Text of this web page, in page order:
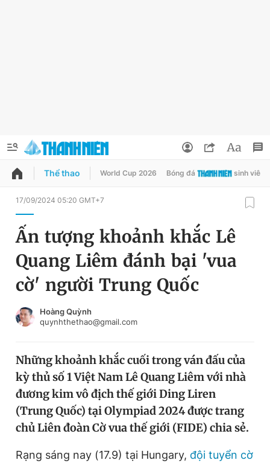
QUẢNG CÁO ĐẶT BÁO
Chuyên mục
Chuyên mục khác
Chào ngày mới
Video Magazine
Sản phẩm khác
Tiện ích Bạn cần biết
Đổi mật khẩu
Tin đã lưu
Tin đã xem
Đăng xuất
Thể thao World Cup 2026 Bóng đá sinh viên
17/09/2024 05:20 GMT+7
Ấn tượng khoảnh khắc Lê
Quang Liêm đánh bại 'vua
cờ' người Trung Quốc
Hoàng Quỳnh
quynhthethao@gmail.com
Những khoảnh khắc cuối trong ván đấu của
kỳ thủ số 1 Việt Nam Lê Quang Liêm với nhà
đương kim vô địch thế giới Ding Liren
(Trung Quốc) tại Olympiad 2024 được trang
chủ Liên đoàn Cờ vua thế giới (FIDE) chia sẻ.
Rạng sáng nay (17.9) tại Hungary, đội tuyển cờ